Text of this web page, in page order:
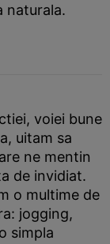
naturala.
voiei bune
uitam sa
ne mentin
de invidiat.
o multime de
jogging,
simpla